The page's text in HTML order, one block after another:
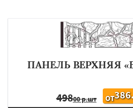
ПАНЕЛЬ ВЕРХНЯЯ
49800 р.шт ОТ